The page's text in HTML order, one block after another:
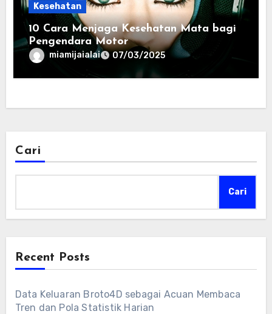
Kesehatan
10 Cara Menjaga Kesehatan Mata bagi
Pengendara Motor
miamijaialai 07/03/2025
Cari
Cari
Recent Posts
Data Keluaran Broto4D sebagai Acuan Membaca
Tren dan Pola Statistik Harian